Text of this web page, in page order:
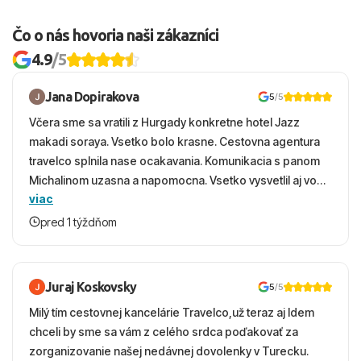
Čo o nás hovoria naši zákazníci
4.9/5
Jana Dopirakova 5/5
Včera sme sa vratili z Hurgady konkretne hotel Jazz
makadi soraya. Vsetko bolo krasne. Cestovna agentura
travelco splnila nase ocakavania. Komunikacia s panom
Michalinom uzasna a napomocna. Vsetko vysvetlil aj vo
vecernych hodinach zaco sa ospravedlnujem. Hotel
krasny, cisty. Sluzby top. Strava, prostredie, more,
viac
pred 1 týždňom
Juraj Koskovsky 5/5
Milý tím cestovnej kancelárie Travelco,už teraz aj Idem
chceli by sme sa vám z celého srdca poďakovať za
zorganizovanie našej nedávnej dovolenky v Turecku.